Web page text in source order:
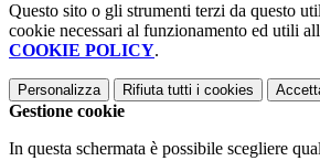
Questo sito o gli strumenti terzi da questo
cookie necessari al funzionamento ed utili
COOKIE POLICY.
Personalizza Rifiuta tutti i cookies
Gestione cookie
In questa schermata è possibile scegliere